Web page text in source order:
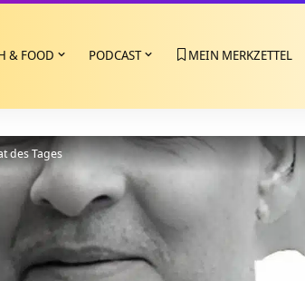
& FOOD PODCAST MEIN MERKZETTEL
des Tages